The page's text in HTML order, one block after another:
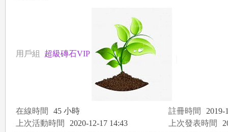
用戶組 超級磚石VIP
在線時間 45 小時 註冊時間
2019-
上次活動時間
2020-12-17 14:43 上次發表時間